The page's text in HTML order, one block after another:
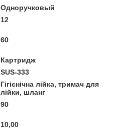
Одноручковый
12
60
Картридж
SUS-333
Гігієнічна лійка, тримач для
лійки, шланг
90
10,00